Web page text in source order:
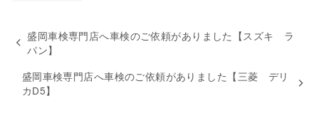
盛岡車検専門店へ車検のご依頼がありました【スズキ ラ
パン】
盛岡車検専門店へ車検のご依頼がありました【三菱 デリ
カD5】